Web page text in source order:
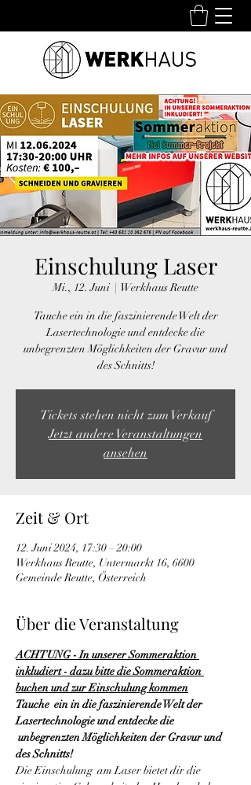
Einschulung Laser
Mi., 12. Juni
  |
Werkhaus Reutte
Tauche ein in die faszinierende Welt der
Lasertechnologie und entdecke die
unbegrenzten Möglichkeiten der Gravur und
des Schnitts!
Tickets stehen nicht zum Verkauf
Jetzt andere Veranstaltungen
ansehen
Zeit & Ort
12. Juni 2024, 17:30 – 20:00
Werkhaus Reutte, Untermarkt 16, 6600
Gemeinde Reutte, Österreich
Über die Veranstaltung
ACHTUNG - In unserer Sommeraktion
inkludiert - dazu bitte die Sommeraktion
buchen und zur Einschulung kommen
Tauche  ein in die faszinierende Welt der
Lasertechnologie und entdecke die
unbegrenzten Möglichkeiten der Gravur und
des Schnitts!
Die Einschulung  am Laser bietet dir die